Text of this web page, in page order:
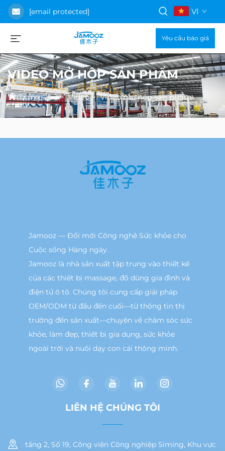
[email protected] VI
Yêu cầu báo giá
VIDEO MỞ HỘP SẢN PHẨM
Trang Chủ>Video>Video mở hộp sản phẩm
Jamooz — Đổi mới Công nghệ Sức khỏe cho
Cuộc sống Hàng ngày.
Jamooz là nhà sản xuất tập trung vào thiết kế
của các thiết bị massage, đồ dùng gia đình và
điện tử ô tô. Chúng tôi cung cấp giải pháp
OEM/ODM từ đầu đến cuối—từ thông tin thị
trường đến sản xuất—chuyên về chăm sóc sức
khỏe, làm đẹp, thiết bị gia dụng, sức khỏe
ngoài trời và nuôi dạy con cái thông minh.
LIÊN HỆ CHÚNG TÔI
tầng 2, Số 19, Công viên Công nghiệp Siming, Khu vực